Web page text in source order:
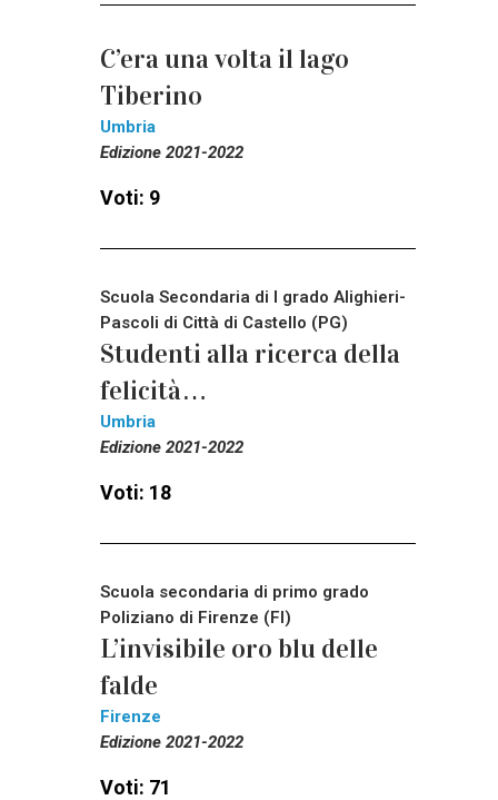
C’era una volta il lago
Tiberino
Umbria
Edizione 2021-2022
Voti: 9
Scuola Secondaria di I grado Alighieri-
Pascoli di Città di Castello (PG)
Studenti alla ricerca della
felicità…
Umbria
Edizione 2021-2022
Voti: 18
Scuola secondaria di primo grado
Poliziano di Firenze (FI)
L’invisibile oro blu delle
falde
Firenze
Edizione 2021-2022
Voti: 71